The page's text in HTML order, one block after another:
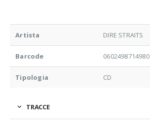
Artista DIRE STRAITS
Barcode 0602498714980
Tipologia CD
TRACCE